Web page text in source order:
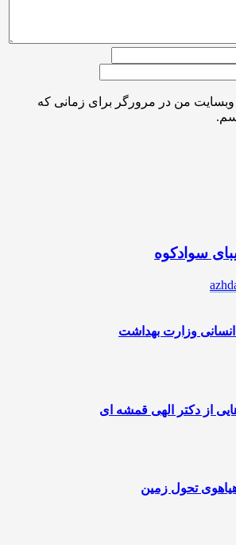
وبسایت من در مرورگر برای زمانی که
سوادکوه
انسانی وزارت بهداشت
از دکتر الهی قمشه ای
تحول زمین